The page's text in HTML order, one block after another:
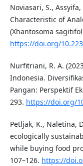
Noviasari, S.,
Characteristic of
(Xhantosoma
https://doi.org/
Nurfitriani, R. A.
Indonesia.
Pangan: Perspektif
293. https://doi.org/
Petljak, K., Naletina,
ecologically
while buying food
107–126. https://